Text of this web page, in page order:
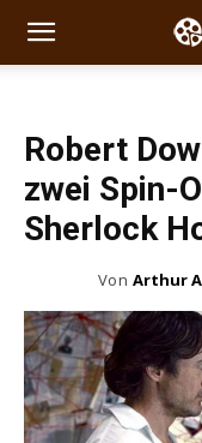
Robert
zwei Spin-
Sherlock
Von Arthur